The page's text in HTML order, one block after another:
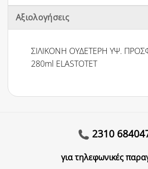
Αξιολογήσεις
ΣΙΛΙΚΟΝΗ ΟΥΔΕΤΕΡΗ ΥΨ.
280ml ELASTOTET
2310
για τηλεφωνικές